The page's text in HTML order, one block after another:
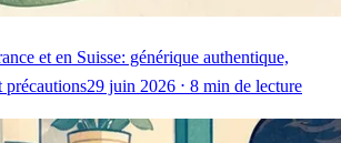
et en Suisse: générique authentique,
précautions29 juin 2026 ⋅ 8 min de lecture